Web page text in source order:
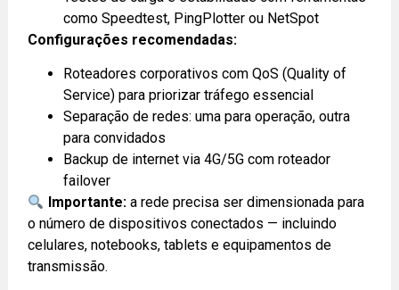
como Speedtest, PingPlotter ou NetSpot
Configurações recomendadas:
Roteadores corporativos com QoS (Quality of
Service) para priorizar tráfego essencial
Separação de redes: uma para operação, outra
para convidados
Backup de internet via 4G/5G com roteador
failover
Importante:a rede precisa ser dimensionada para
o número de dispositivos conectados — incluindo
celulares, notebooks, tablets e equipamentos de
transmissão.